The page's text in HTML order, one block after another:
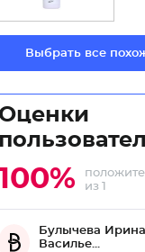
Выбрать все
Оценки
из 1
Булычева Ирина
Василье...